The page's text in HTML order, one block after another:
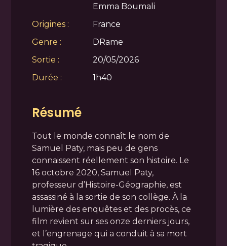
Emma Boumali
Origines :
France
Genre :
DRame
Sortie :
20/05/2026
Durée :
1h40
Résumé
Tout le monde connaît le nom de
Samuel Paty, mais peu de gens
connaissent réellement son histoire. Le
16 octobre 2020, Samuel Paty,
professeur d’Histoire-Géographie, est
assassiné à la sortie de son collège. À la
lumière des enquêtes et des procès, ce
film revient sur ses onze derniers jours,
et l’engrenage qui a conduit à sa mort